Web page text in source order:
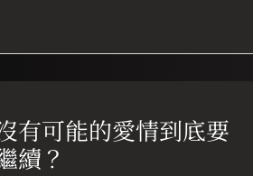
有可能的愛情到底要
續？